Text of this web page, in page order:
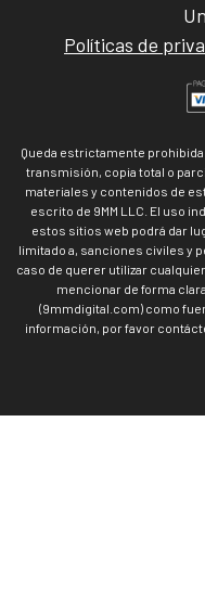
Políticas de
Queda estrictamente
transmisión, copia total o
materiales y contenidos de
escrito de 9MM LLC. El uso
estos sitios web podrá dar
limitado a, sanciones civiles y
caso de querer utilizar
mencionar de forma
(9mmdigital.com) como
información, por favor